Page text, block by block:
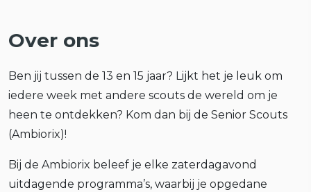
Over ons
Ben jij tussen de 13 en 15 jaar? Lijkt het je leuk om
iedere week met andere scouts de wereld om je
heen te ontdekken? Kom dan bij de Senior Scouts
(Ambiorix)!
Bij de Ambiorix beleef je elke zaterdagavond
uitdagende programma’s, waarbij je opgedane